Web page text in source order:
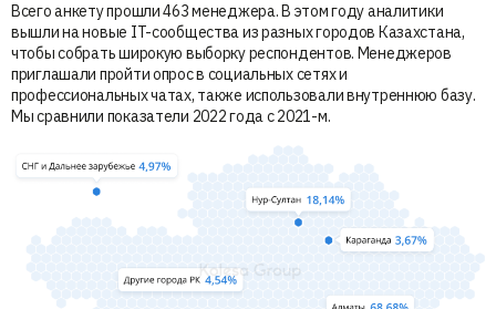
Всего анкету прошли 463 менеджера. В этом году аналитики
вышли на новые IT-сообщества из разных городов Казахстана,
чтобы собрать широкую выборку респондентов. Менеджеров
приглашали пройти опрос в социальных сетях и
профессиональных чатах, также использовали внутреннюю базу.
Мы сравнили показатели 2022 года с 2021-м.